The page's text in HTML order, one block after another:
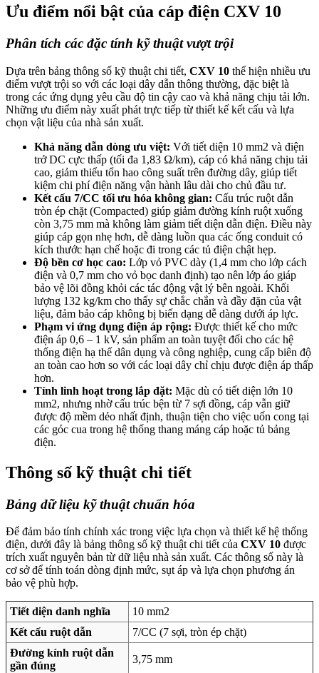
Ưu điểm nổi bật của cáp điện CXV 10
Phân tích các đặc tính kỹ thuật vượt trội
Dựa trên bảng thông số kỹ thuật chi tiết, CXV 10 thể hiện nhiều ưu
điểm vượt trội so với các loại dây dẫn thông thường, đặc biệt là
trong các ứng dụng yêu cầu độ tin cậy cao và khả năng chịu tải lớn.
Những ưu điểm này xuất phát trực tiếp từ thiết kế kết cấu và lựa
chọn vật liệu của nhà sản xuất.
Khả năng dẫn dòng ưu việt: Với tiết diện 10 mm2 và điện
trở DC cực thấp (tối đa 1,83 Ω/km), cáp có khả năng chịu tải
cao, giảm thiểu tổn hao công suất trên đường dây, giúp tiết
kiệm chi phí điện năng vận hành lâu dài cho chủ đầu tư.
Kết cấu 7/CC tối ưu hóa không gian: Cấu trúc ruột dẫn
tròn ép chặt (Compacted) giúp giảm đường kính ruột xuống
còn 3,75 mm mà không làm giảm tiết diện dẫn điện. Điều này
giúp cáp gọn nhẹ hơn, dễ dàng luồn qua các ống conduit có
kích thước hạn chế hoặc đi trong các tủ điện chật hẹp.
Độ bền cơ học cao: Lớp vỏ PVC dày (1,4 mm cho lớp cách
điện và 0,7 mm cho vỏ bọc danh định) tạo nên lớp áo giáp
bảo vệ lõi đồng khỏi các tác động vật lý bên ngoài. Khối
lượng 132 kg/km cho thấy sự chắc chắn và đầy đặn của vật
liệu, đảm bảo cáp không bị biến dạng dễ dàng dưới áp lực.
Phạm vi ứng dụng điện áp rộng: Được thiết kế cho mức
điện áp 0,6 – 1 kV, sản phẩm an toàn tuyệt đối cho các hệ
thống điện hạ thế dân dụng và công nghiệp, cung cấp biên độ
an toàn cao hơn so với các loại dây chỉ chịu được điện áp thấp
hơn.
Tính linh hoạt trong lắp đặt: Mặc dù có tiết diện lớn 10
mm2, nhưng nhờ cấu trúc bện từ 7 sợi đồng, cáp vẫn giữ
được độ mềm dẻo nhất định, thuận tiện cho việc uốn cong tại
các góc cua trong hệ thống thang máng cáp hoặc tủ bảng
điện.
Thông số kỹ thuật chi tiết
Bảng dữ liệu kỹ thuật chuẩn hóa
Để đảm bảo tính chính xác trong việc lựa chọn và thiết kế hệ thống
điện, dưới đây là bảng thông số kỹ thuật chi tiết của CXV 10 được
trích xuất nguyên bản từ dữ liệu nhà sản xuất. Các thông số này là
cơ sở để tính toán dòng định mức, sụt áp và lựa chọn phương án
bảo vệ phù hợp.
Tiết diện danh nghĩa
10 mm2
Kết cấu ruột dẫn
7/CC (7 sợi, tròn ép chặt)
Đường kính ruột dẫn
gần đúng
3,75 mm